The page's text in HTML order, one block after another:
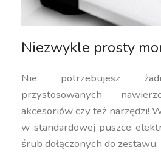
Niezwykle prosty
Nie potrzebujesz
przystosowanych
akcesoriów czy też narzędzi!
w standardowej puszce
śrub dołączonych do zestawu.